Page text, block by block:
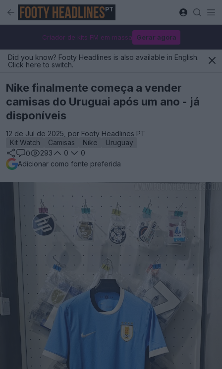
PT
Criador de kits FM em massa Gerar agora
Did you know? Footy Headlines is also available in English.
Click here to switch.
Nike finalmente começa a vender
camisas do Uruguai após um ano - já
disponíveis
12 de Jul de 2025, por Footy Headlines PT
Kit Watch
Camisas Nike
Uruguay
0
293 0
0
Adicionar como fonte preferida